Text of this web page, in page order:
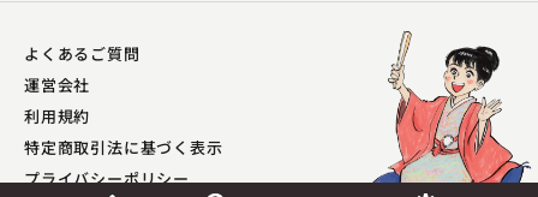
一玄亭 米多朗
よくあるご質問
運営会社
利用規約
特定商取引法に基づく表示
プライバシーポリシー​